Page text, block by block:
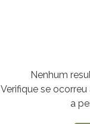
Nenhum
Verifique se
a